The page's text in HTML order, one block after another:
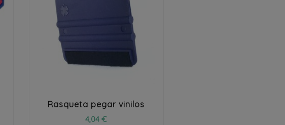
Rasqueta pegar vinilos
4,04 €